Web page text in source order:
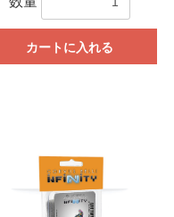
カートに入れる